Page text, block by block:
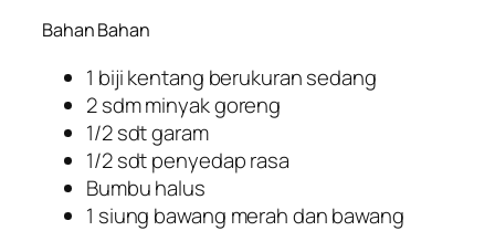
Bahan Bahan
1 biji kentang berukuran sedang
2 sdm minyak goreng
1/2 sdt garam
1/2 sdt penyedap rasa
Bumbu halus
1 siung bawang merah dan bawang